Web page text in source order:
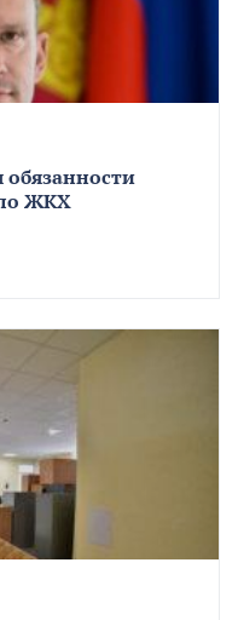
обязанности
ЖКХ